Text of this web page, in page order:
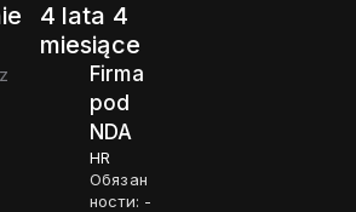
4 lata 4
miesiące
Firma
pod
NDA
HR
Обязан
ности: -